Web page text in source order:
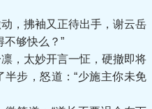
拂袖又正待出手，谢云岳
不够快么？”
太妙开言一怔，硬撤即将
步，怒道：“少施主你未免